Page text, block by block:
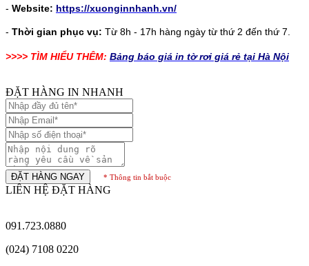
- Website: https://xuonginnhanh.vn/
- Thời gian phục vụ: Từ 8h - 17h hàng ngày từ thứ 2 đến thứ 7.
>>>> TÌM HIỂU THÊM: Bảng báo giá in tờ rơi giá rẻ tại Hà Nội
ĐẶT HÀNG IN NHANH
ĐẶT HÀNG NGAY * Thông tin bắt buộc
LIÊN HỆ ĐẶT HÀNG
091.723.0880
(024) 7108 0220